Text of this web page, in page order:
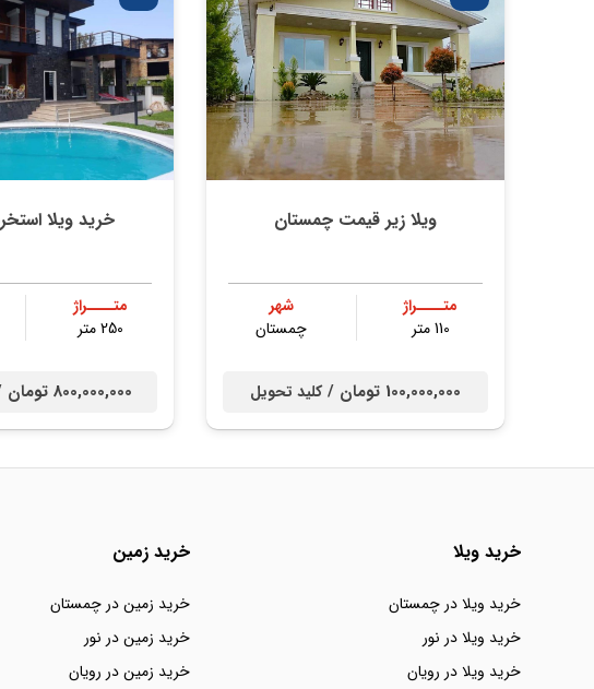
ویلا زیر قیمت چمستان
متــــراژ
110 متر
شهر
چمستان
100,000,000 تومان / کلید تحویل
خرید ویلا
متــــراژ
250 متر
800,000,000 تومان /
خرید ویلا
خرید ویلا در چمستان
خرید ویلا در نور
خرید ویلا در رویان
خرید زمین
خرید زمین در چمستان
خرید زمین در نور
خرید زمین در رویان